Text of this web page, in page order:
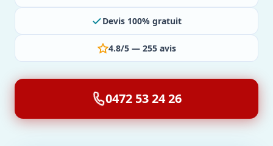
Devis 100% gratuit
4.8/5 — 255 avis
0472 53 24 26